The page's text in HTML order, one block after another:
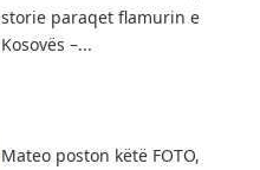
storie paraqet flamurin e
Kosovës –...
Mateo poston këtë FOTO,